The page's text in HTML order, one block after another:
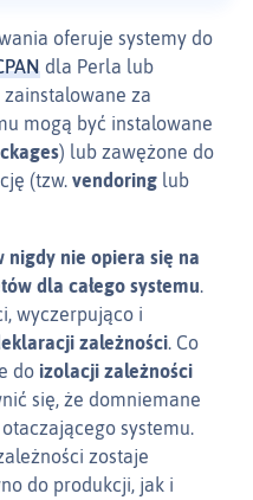
oferuje systemy do
dla Perla lub
za
mogą być instalowane
) lub zawężone do
(tzw. vendoring lub
nigdy nie opiera się na
dla całego systemu
wyczerpująco i
zależności . Co
do izolacji zależności
się, że domniemane
systemu.
zostaje
do produkcji, jak i